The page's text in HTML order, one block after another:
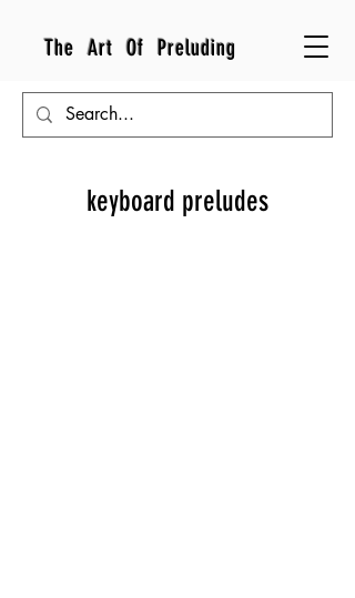
The Art Of Preluding
keyboard preludes